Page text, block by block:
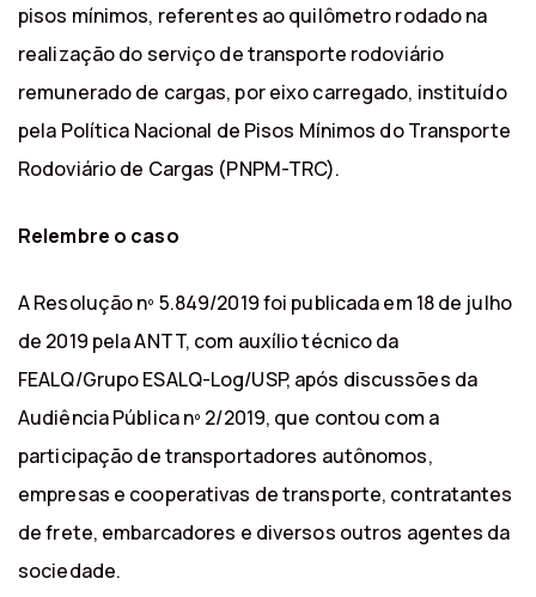
pisos mínimos, referentes ao quilômetro rodado na
realização do serviço de transporte rodoviário
remunerado de cargas, por eixo carregado, instituído
pela Política Nacional de Pisos Mínimos do Transporte
Rodoviário de Cargas (PNPM-TRC).
Relembre o caso
A Resolução nº 5.849/2019 foi publicada em 18 de julho
de 2019 pela ANTT, com auxílio técnico da
FEALQ/Grupo ESALQ-Log/USP, após discussões da
Audiência Pública nº 2/2019, que contou com a
participação de transportadores autônomos,
empresas e cooperativas de transporte, contratantes
de frete, embarcadores e diversos outros agentes da
sociedade.